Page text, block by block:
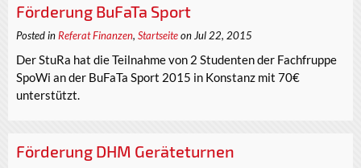
Förderung BuFaTa Sport
Posted in Referat Finanzen, Startseiteon Jul 22, 2015
Der StuRa hat die Teilnahme von 2 Studenten der Fachfruppe
SpoWi an der BuFaTa Sport 2015 in Konstanz mit 70€
unterstützt.
Förderung DHM Geräteturnen